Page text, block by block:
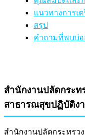
แนวทางการเ
สรุป
คำถามที่พบบ่อ
สำนักงานปลัดกระ
สาธารณสุขปฏิบัติง
สำนักงานปลัดกระทร